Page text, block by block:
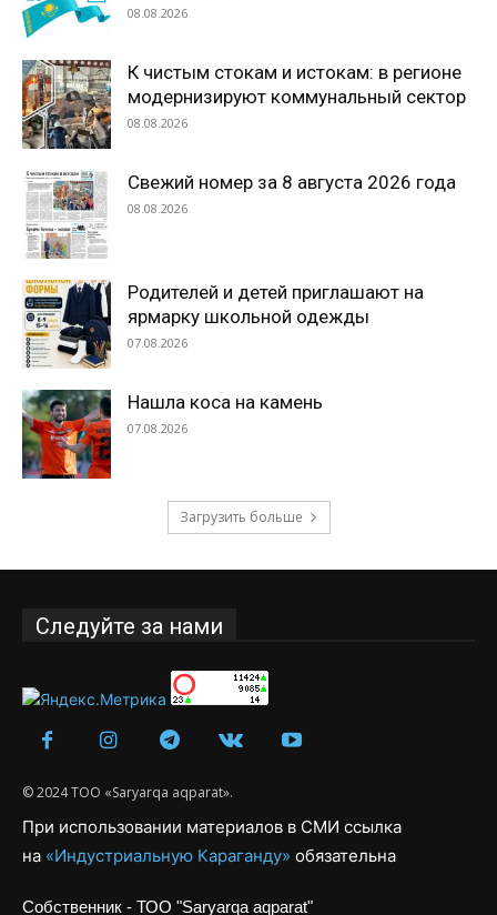
08.08.2026
К чистым стокам и истокам: в регионе
модернизируют коммунальный сектор
08.08.2026
Свежий номер за 8 августа 2026 года
08.08.2026
Родителей и детей приглашают на
ярмарку школьной одежды
07.08.2026
Нашла коса на камень
07.08.2026
Загрузить больше
Следуйте за нами
© 2024 ТОО «Saryarqa aqparat».
При использовании материалов в СМИ ссылка
на «Индустриальную Караганду» обязательна
Собственник - ТОО "Saryarqa aqparat"